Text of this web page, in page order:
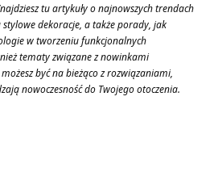
tu artykuły o najnowszych trendach
dekoracje, a także porady, jak
w tworzeniu funkcjonalnych
tematy związane z nowinkami
być na bieżąco z rozwiązaniami,
nowoczesność do Twojego otoczenia.